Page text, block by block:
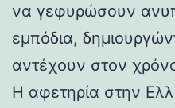
να γεφυρώσουν
εμπόδια,
αντέχουν στον
Η αφετηρία στην